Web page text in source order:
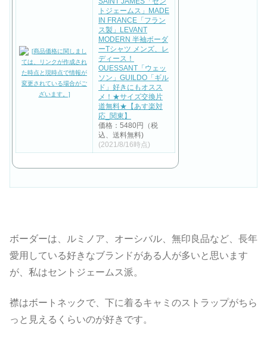
トジェームス」MADE
IN FRANCE「フラン
ス製」LEVANT
MODERN 半袖ボーダ
ーTシャツ メンズ、レ
ディース！
OUESSANT「ウェッ
ソン」GUILDO「ギル
ド」好きにもオスス
メ！★サイズ交換片
道無料★【あす楽対
応_関東】
価格：5480円（税
込、送料無料)
(2021/8/16時点)
ボーダーは、ルミノア、オーシバル、無印良品など、長年
愛用している好きなブランドがある人が多いと思います
が、私はセントジェームス派。
襟はボートネックで、下に着るキャミのストラップがちら
っと見えるくらいのが好きです。